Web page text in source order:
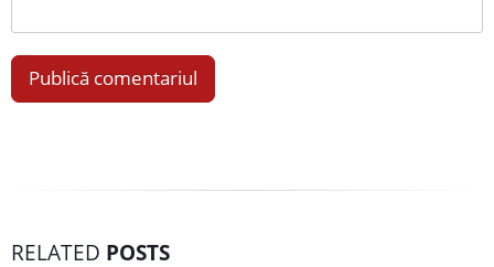
RELATED POSTS